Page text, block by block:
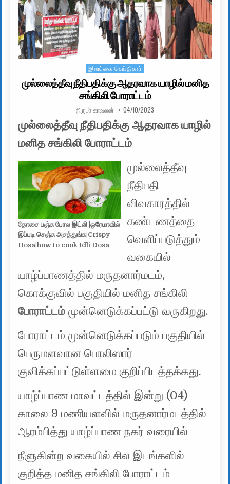
Posted in
இலங்கை செய்திகள்
முல்லைத்தீவு நீதிபதிக்கு ஆதரவாக யாழில் மனித
சங்கிலி போராட்டம்
AUTHOR:
நிருபர் காவலன் PUBLISHED DATE:
04/10/2023
முல்லைத்தீவு நீதிபதிக்கு ஆதரவாக யாழில்
மனித சங்கிலி போராட்டம்
தோசை பஞ்சு போல இட்லி |ஒரேமாவில்
இப்படி செஞ்சு அசத்துங்க|Crispy
Dosa|how to cook Idli Dosa
முல்லைத்தீவு
நீதிபதி
விவகாரத்தில்
கண்டணத்தை
வெளிப்படுத்தும்
வகையில்
யாழ்ப்பாணத்தில் மருதனார்மடம்,
கொக்குவில் பகுதியில் மனித சங்கிலி
போராட்டம் முன்னெடுக்கப்பட்டு வருகிறது.
போராட்டம் முன்னெடுக்கப்படும் பகுதியில்
பெருமளவான பொலிஸார்
குவிக்கப்பட்டுள்ளமை குறிப்பிடத்தக்கது.
யாழ்ப்பாண மாவட்டத்தில் இன்று (04)
காலை 9 மணியளவில் மருதனார்மடத்தில்
ஆரம்பித்து யாழ்ப்பாண நகர் வரையில்
நீளுகின்ற வகையில் சில இடங்களில்
குறித்த மனித சங்கிலி போராட்டம்